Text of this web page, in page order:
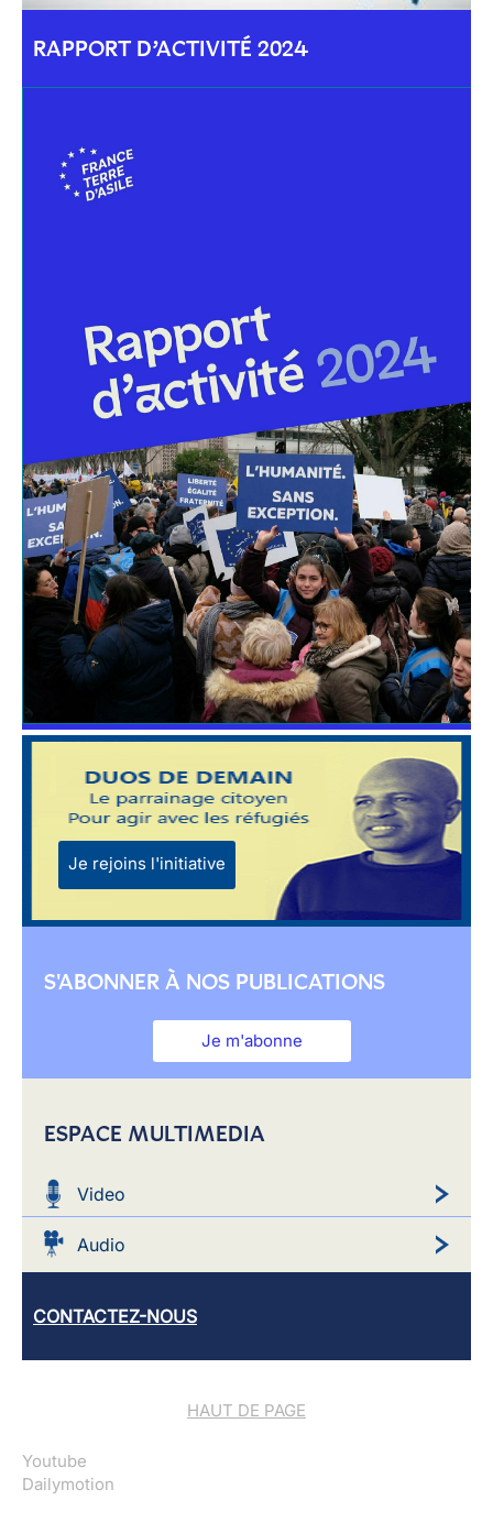
RAPPORT D’ACTIVITÉ 2024
Je rejoins l'initiative
S'ABONNER À NOS PUBLICATIONS
Je m'abonne
ESPACE MULTIMEDIA
Video
Audio
CONTACTEZ-NOUS
HAUT DE PAGE
Youtube
Dailymotion